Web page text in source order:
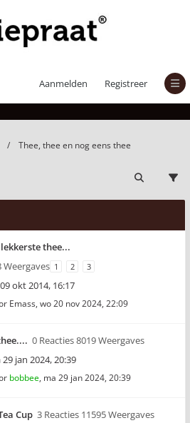
Aanmelden Registreer
eens thee
Thee, thee en nog eens thee
thee...
Weergaves 1 2 3
okt 2014, 16:17
Emass, wo 20 nov 2024, 22:09
0 Reacties 8019 Weergaves
29 jan 2024, 20:39
bobbee, ma 29 jan 2024, 20:39
Cup 3 Reacties 11595 Weergaves